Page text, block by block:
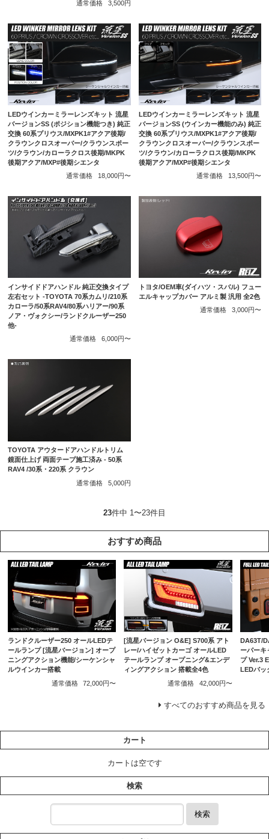
通常価格 3,500円
LEDウインカーミラーレンズキット 流星
バージョンSS (ポジション機能つき) 純正
交換 60系プリウス/MXPK1#アクア後期/
クラウンクロスオーバー/クラウンスポー
ツ/クラウン/カローラクロス後期/MKPK
後期アクア/MXP#後期シエンタ
通常価格
18,000円〜
LEDウインカーミラーレンズキット 流星
バージョンSS (ウインカー機能のみ) 純正
交換 60系プリウス/MXPK1#アクア後期/
クラウンクロスオーバー/クラウンスポー
ツ/クラウン/カローラクロス後期/MKPK
後期アクア/MXP#後期シエンタ
通常価格
13,500円〜
インサイドドアハンドル 純正交換タイプ
左右セット -TOYOTA 70系カムリ/210系
カローラ/50系RAV4/80系ハリアー/90系
ノア・ヴォクシー/ランドクルーザー250
他-
通常価格
6,000円〜
トヨタ/OEM車(ダイハツ・スバル) フュー
エルキャップカバー アルミ製 汎用 全2色
通常価格
3,000円〜
TOYOTA アウタードアハンドルトリム
鏡面仕上げ 両面テープ施工済み - 50系
RAV4 /30系・220系 クラウン
通常価格
5,000円
23件中 1〜23件目
おすすめ商品
ランドクルーザー250 オールLEDテ
ールランプ [流星バージョン] オープ
ニングアクション機能/シーケンシャ
ルウインカー搭載
通常価格
72,000円〜
[流星バージョン O&E] S700系 アト
レー/ハイゼットカーゴ オールLED
テールランプ オープニング&エンデ
ィングアクション 搭載全4色
通常価格
42,000円〜
DA63T/
ーパーキ
プ Ver.3
LEDバッ
すべてのおすすめ商品を見る
カート
カートは空です
検索
検索